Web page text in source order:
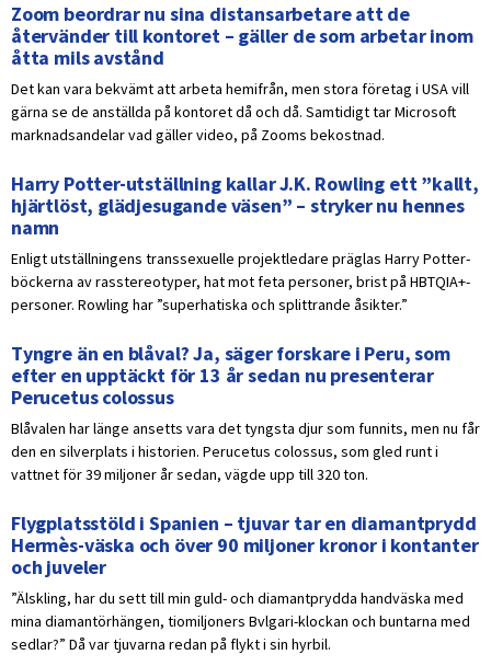
Zoom beordrar nu sina distansarbetare att de
återvänder till kontoret – gäller de som arbetar inom
åtta mils avstånd
Det kan vara bekvämt att arbeta hemifrån, men stora företag i USA vill
gärna se de anställda på kontoret då och då. Samtidigt tar Microsoft
marknadsandelar vad gäller video, på Zooms bekostnad.
Harry Potter-utställning kallar J.K. Rowling ett ”kallt,
hjärtlöst, glädjesugande väsen” – stryker nu hennes
namn
Enligt utställningens transsexuelle projektledare präglas Harry Potter-
böckerna av rasstereotyper, hat mot feta personer, brist på HBTQIA+-
personer. Rowling har ”superhatiska och splittrande åsikter.”
Tyngre än en blåval? Ja, säger forskare i Peru, som
efter en upptäckt för 13 år sedan nu presenterar
Perucetus colossus
Blåvalen har länge ansetts vara det tyngsta djur som funnits, men nu får
den en silverplats i historien. Perucetus colossus, som gled runt i
vattnet för 39 miljoner år sedan, vägde upp till 320 ton.
Flygplatsstöld i Spanien – tjuvar tar en diamantprydd
Hermès-väska och över 90 miljoner kronor i kontanter
och juveler
”Älskling, har du sett till min guld- och diamantprydda handväska med
mina diamantörhängen, tiomiljoners Bvlgari-klockan och buntarna med
sedlar?” Då var tjuvarna redan på flykt i sin hyrbil.